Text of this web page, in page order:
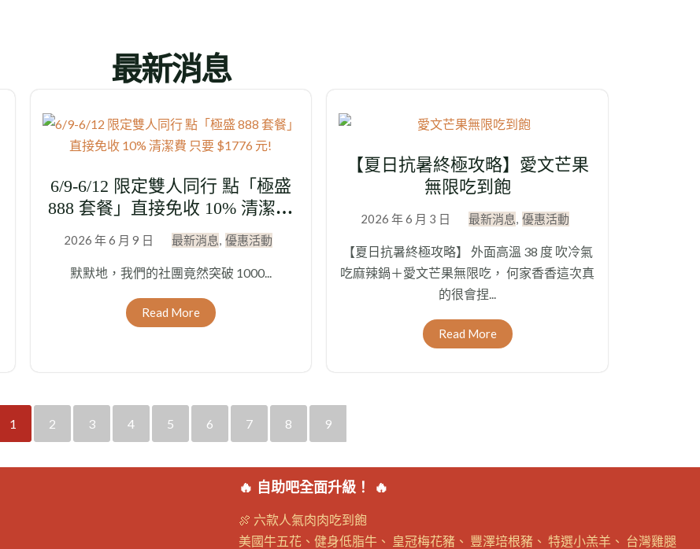
最新消息
6/9-6/12 限定雙人同行 點「極盛
888 套餐」直接免收 10% 清潔費
只要 $1776 元!
2026 年 6 月 9 日 最新消息, 優惠活動
默默地，我們的社團竟然突破 1000...
Read More
【夏日抗暑終極攻略】愛文芒果
無限吃到飽
2026 年 6 月 3 日 最新消息, 優惠活動
【夏日抗暑終極攻略】 外面高溫 38 度 吹冷氣
吃麻辣鍋＋愛文芒果無限吃， 何家香香這次真
的很會捏...
Read More
1 2 3 4 5 6 7 8 9
🔥 自助吧全面升級！ 🔥
🍖 六款人氣肉肉吃到飽
美國牛五花、健身低脂牛、 皇冠梅花豬、 豐澤培根豬、 特選小羔羊、 台灣雞腿